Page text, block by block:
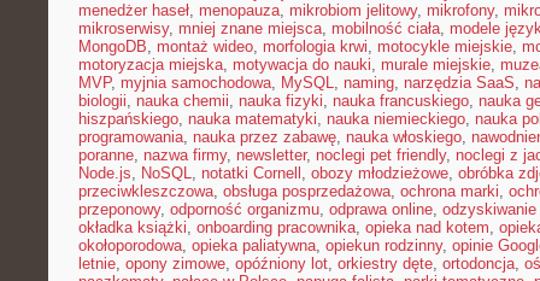
menedżer haseł, menopauza, mikrobiom jelitowy, mikrofony,
mikroserwisy, mniej znane miejsca, mobilność ciała, modele
MongoDB, montaż wideo, morfologia krwi, motocykle miejskie,
motoryzacja miejska, motywacja do nauki, murale miejskie,
MVP, myjnia samochodowa, MySQL, naming, narzędzia SaaS,
biologii, nauka chemii, nauka fizyki, nauka francuskiego, nauka
hiszpańskiego, nauka matematyki, nauka niemieckiego, nauka
programowania, nauka przez zabawę, nauka włoskiego,
poranne, nazwa firmy, newsletter, noclegi pet friendly, noclegi z
Node.js, NoSQL, notatki Cornell , obozy młodzieżowe, obróbka
przeciwkleszczowa, obsługa posprzedażowa, ochrona marki,
przeponowy, odporność organizmu, odprawa online,
okładka książki, onboarding pracownika, opieka nad kotem,
okołoporodowa, opieka paliatywna, opiekun rodzinny, opinie
letnie, opony zimowe, opóźniony lot, orkiestry dęte, ortodoncja,